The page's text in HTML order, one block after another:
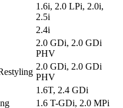
1.6i, 2.0 LPi, 2.0i,
2.5i
2.4i
2.0 GDi, 2.0 GDi
PHV
2.0 GDi, 2.0 GDi
PHV
1.6T, 2.4 GDi
1.6 T-GDi, 2.0 MPi